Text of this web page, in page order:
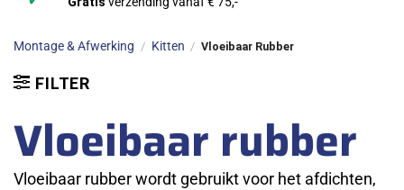
Montage & Afwerking / Kitten / Vloeibaar Rubber
FILTER
Vloeibaar rubber
Vloeibaar rubber wordt gebruikt voor het afdichten,